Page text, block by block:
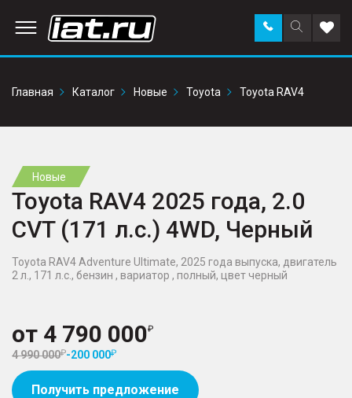
Поиск
по
Заказать
звонок в
Главная
Каталог Новые Toyota Toyota RAV4
Новые
Toyota RAV4 2025 года, 2.0
CVT (171 л.с.) 4WD, Черный
Toyota RAV4 Adventure Ultimate, 2025 года выпуска, двигатель
2 л., 171 л.с., бензин , вариатор , полный, цвет черный
от 4 790 000
4 990 000 -200 000
Получить предложение